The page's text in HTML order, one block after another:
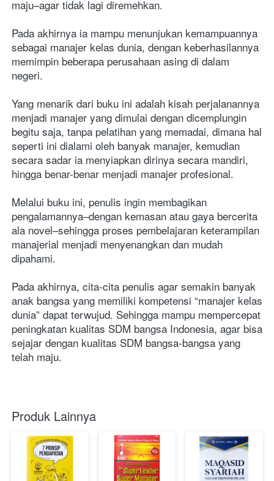
maju–agar tidak lagi diremehkan.
Pada akhirnya ia mampu menunjukan kemampuannya
sebagai manajer kelas dunia, dengan keberhasilannya
memimpin beberapa perusahaan asing di dalam
negeri.
Yang menarik dari buku ini adalah kisah perjalanannya
menjadi manajer yang dimulai dengan dicemplungin
begitu saja, tanpa pelatihan yang memadai, dimana hal
seperti ini dialami oleh banyak manajer, kemudian
secara sadar ia menyiapkan dirinya secara mandiri,
hingga benar-benar menjadi manajer profesional.
Melalui buku ini, penulis ingin membagikan
pengalamannya–dengan kemasan atau gaya bercerita
ala novel–sehingga proses pembelajaran keterampilan
manajerial menjadi menyenangkan dan mudah
dipahami.
Pada akhirnya, cita-cita penulis agar semakin banyak
anak bangsa yang memiliki kompetensi “manajer kelas
dunia” dapat terwujud. Sehingga mampu mempercepat
peningkatan kualitas SDM bangsa Indonesia, agar bisa
sejajar dengan kualitas SDM bangsa-bangsa yang
telah maju.
Produk Lainnya